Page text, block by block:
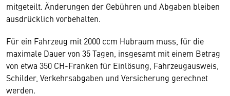
mitgeteilt. Änderungen der Gebühren und Abgaben bleiben
ausdrücklich vorbehalten.
Für ein Fahrzeug mit 2000 ccm Hubraum muss, für die
maximale Dauer von 35 Tagen, insgesamt mit einem Betrag
von etwa 350 CH-Franken für Einlösung, Fahrzeugausweis,
Schilder, Verkehrsabgaben und Versicherung gerechnet
werden.